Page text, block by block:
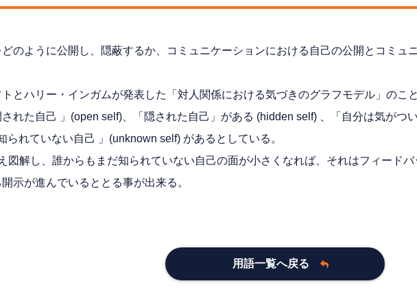
のように公開し、隠蔽するか、コミュニケーションにおける自己の公開とコミュ
とハリー・インガムが発表した「対人関係における気づきのグラフモデル」のこと
れた自己 」(open self)、「隠された自己」がある (hidden self) 、「自分は気がつ
られていない自己 」(unknown self) があるとしている。
図解し、誰からもまだ知られていない自己の面が小さくなれば、それはフィード
示が進んでいるととる事が出来る。
用語一覧へ戻る